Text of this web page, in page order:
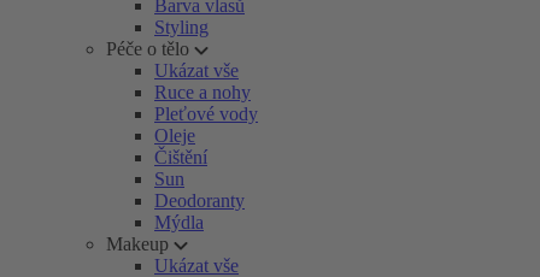
Barva vlasů
Styling
Péče o tělo
Ukázat vše
Ruce a nohy
Pleťové vody
Oleje
Čištění
Sun
Deodoranty
Mýdla
Makeup
Ukázat vše